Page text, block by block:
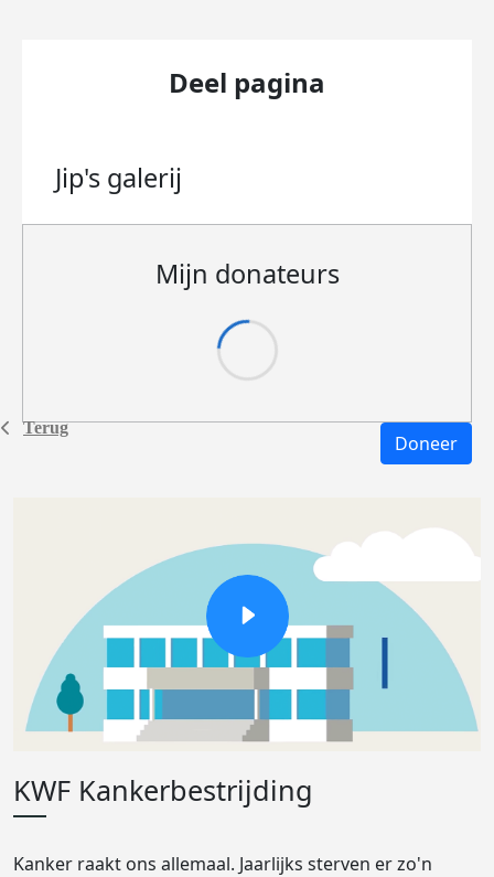
Terug
Deel pagina
Jip's galerij
Mijn donateurs
Doneer
KWF Kankerbestrijding
Kanker raakt ons allemaal. Jaarlijks sterven er zo'n